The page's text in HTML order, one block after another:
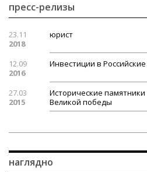
пресс-релизы
23.11
2018
юрист
12.09
2016
Инвестиции в
27.03
2015
Исторические
Великой победы
наглядно